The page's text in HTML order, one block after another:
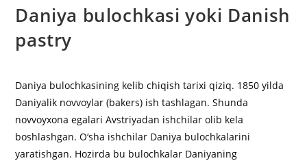
Daniya bulochkasi yoki Danish
pastry
Daniya bulochkasining kelib chiqish tarixi qiziq. 1850 yilda
Daniyalik novvoylar (bakers) ish tashlagan. Shunda
novvoyxona egalari Avstriyadan ishchilar olib kela
boshlashgan. O‘sha ishchilar Daniya bulochkalarini
yaratishgan. Hozirda bu bulochkalar Daniyaning